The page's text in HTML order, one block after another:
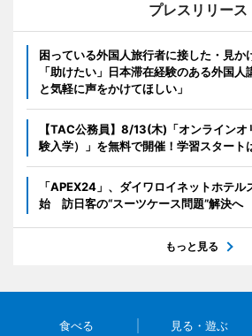
プレスリリース
困っている外国人旅行者に接した・見
「助けたい」日本滞在経験のある外国
と気軽に声をかけてほしい」
【TAC公務員】8/13(木)「オンライン
験入学）」を無料で開催！学習スタート
「APEX24」、ダイワロイネットホテ
始 訪日客の“スーツケース問題”解決へ
もっと見る
食べる 見る・遊ぶ